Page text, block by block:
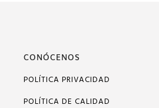
CONÓCENOS
POLÍTICA PRIVACIDAD
POLÍTICA DE CALIDAD